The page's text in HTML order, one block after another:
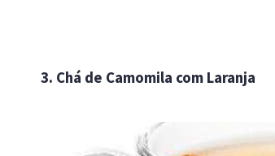
3. Chá de Camomila com Laranja